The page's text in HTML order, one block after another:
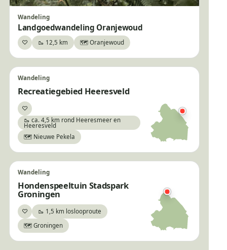
Wandeling
Landgoedwandeling Oranjewoud
♡Bewaar🥾 12,5 km 🗺️ Oranjewoud
Wandeling
Recreatiegebied Heeresveld
♡Bewaar
🥾 ca. 4,5 km rond Heeresmeer en
Heeresveld
🗺️ Nieuwe Pekela
Wandeling
Hondenspeeltuin Stadspark
Groningen
♡Bewaar🥾 1,5 km loslooproute
🗺️ Groningen